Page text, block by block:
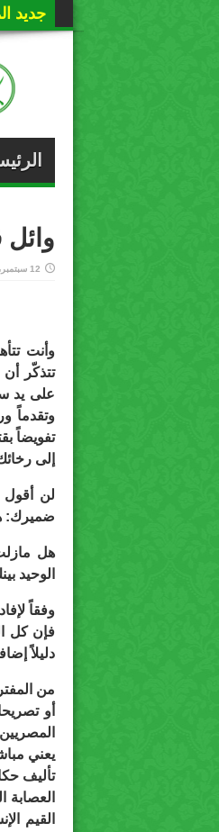
جديد
12 سبتمبر، 2016
وأنت
تتذكّر
على يد
وتقدماً
تفويضاً
إلى
لن أقول
ضميرك:
هل
الوحيد
وفقاً
فإن كل
دليلاً
من
أو
يعني
تأليف
القيم